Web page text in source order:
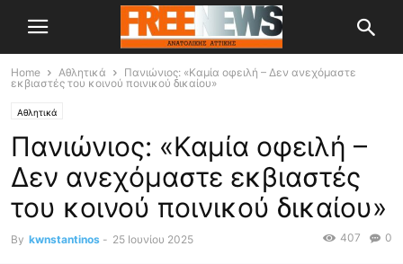
Home Αθλητικά
Πανιώνιος: «Καμία οφειλή – Δεν ανεχόμαστε
εκβιαστές του κοινού ποινικού δικαίου»
Αθλητικά
Πανιώνιος: «Καμία οφειλή –
Δεν ανεχόμαστε εκβιαστές
του κοινού ποινικού δικαίου»
By kwnstantinos - 25 Ιουνίου 2025 0
407